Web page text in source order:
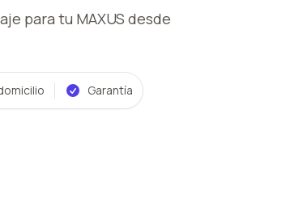
para tu MAXUS desde
Garantía